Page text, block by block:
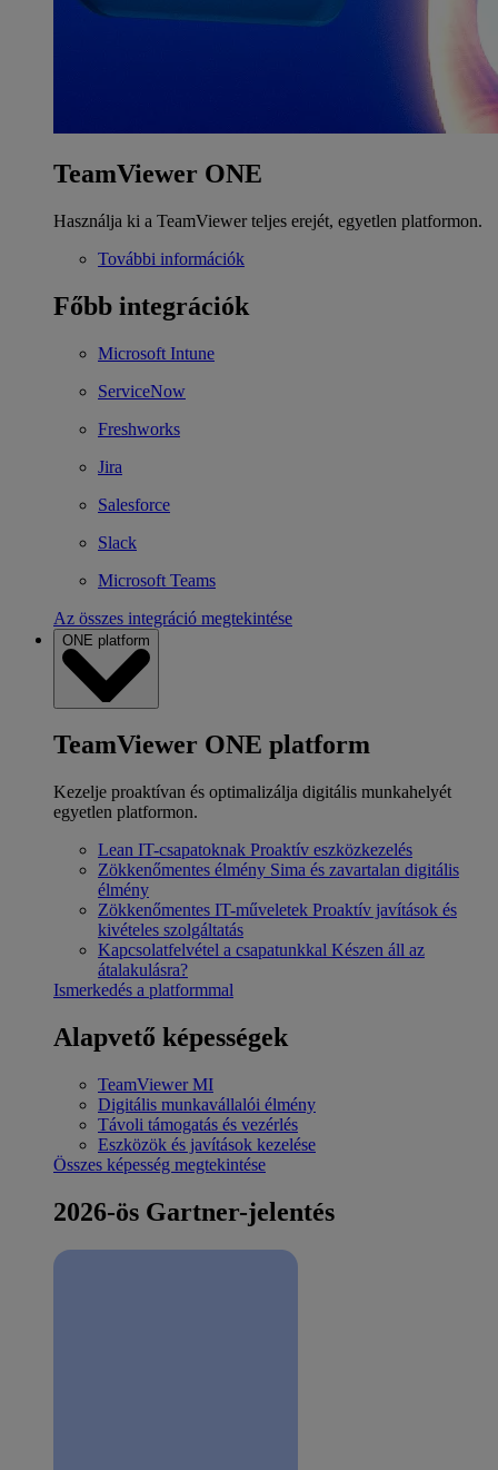
TeamViewer ONE
Használja ki a TeamViewer teljes erejét, egyetlen platformon.
További információk
Főbb integrációk
Microsoft Intune
ServiceNow
Freshworks
Jira
Salesforce
Slack
Microsoft Teams
Az összes integráció megtekintése
ONE platform
TeamViewer ONE platform
Kezelje proaktívan és optimalizálja digitális munkahelyét
egyetlen platformon.
Lean IT-csapatoknak Proaktív eszközkezelés
Zökkenőmentes élmény Sima és zavartalan digitális
élmény
Zökkenőmentes IT-műveletek Proaktív javítások és
kivételes szolgáltatás
Kapcsolatfelvétel a csapatunkkal Készen áll az
átalakulásra?
Ismerkedés a platformmal
Alapvető képességek
TeamViewer MI
Digitális munkavállalói élmény
Távoli támogatás és vezérlés
Eszközök és javítások kezelése
Összes képesség megtekintése
2026-ös Gartner-jelentés